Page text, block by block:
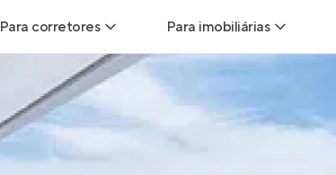
Para corretores
Leads para Corretores
Corretor+
Para imobiliárias
Hub de imobiliárias